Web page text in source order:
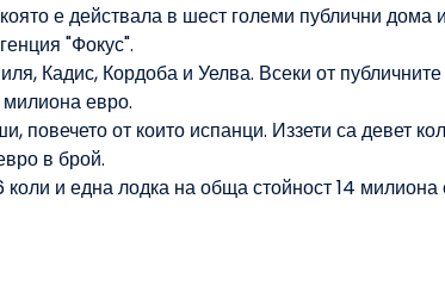
е действала в шест големи публични дома
"Фокус".
Кадис, Кордоба и Уелва. Всеки от публичните
евро.
от които испанци. Иззети са девет
в брой.
и една лодка на обща стойност 14 милиона